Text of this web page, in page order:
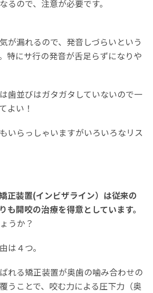
るので、注意が必要です。
が漏れるので、発音しづらいという
特にサ行の発音が舌足らずになりや
歯並びはガタガタしていないので一
よい！
いらっしゃいますがいろいろなリス
正装置(インビザライン）は従来の
も開咬の治療を得意としています。
うか？
は４つ。
れる矯正装置が奥歯の噛み合わせの
うことで、咬む力による圧下力（奥